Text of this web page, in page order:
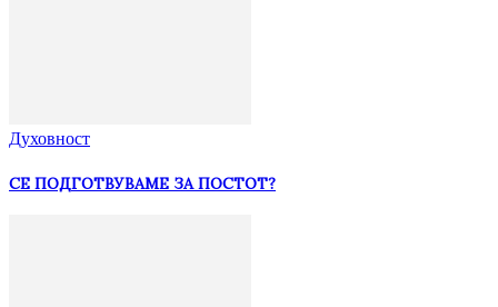
Духовност
СЕ ПОДГОТВУВАМЕ ЗА ПОСТОТ?